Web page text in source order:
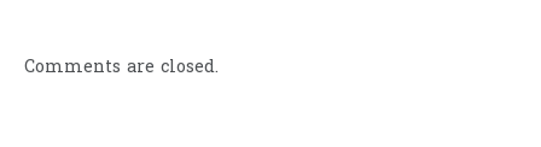
Comments are closed.